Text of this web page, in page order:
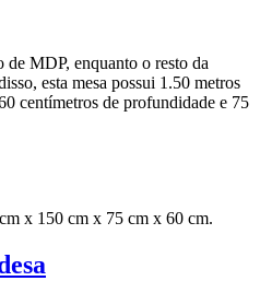
de MDP, enquanto o resto da
esta mesa possui 1.50 metros
centímetros de profundidade e 75
x 150 cm x 75 cm x 60 cm.